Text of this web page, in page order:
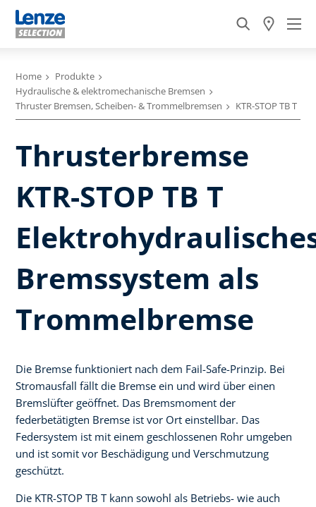
Home
Produkte
Hydraulische & elektromechanische Bremsen
Thruster Bremsen, Scheiben- & Trommelbremsen
KTR-STOP TB T
Thrusterbremse
KTR-STOP TB T
Bremssystem als
Trommelbremse
Die Bremse funktioniert nach dem Fail-Safe-Prinzip. Bei
Stromausfall fällt die Bremse ein und wird über einen
Bremslüfter geöffnet. Das Bremsmoment der
federbetätigten Bremse ist vor Ort einstellbar. Das
Federsystem ist mit einem geschlossenen Rohr umgeben
und ist somit vor Beschädigung und Verschmutzung
geschützt.
Die KTR-STOP TB T kann sowohl als Betriebs- wie auch